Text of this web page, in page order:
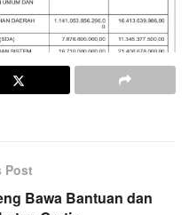
Post
Bawa Bantuan dan